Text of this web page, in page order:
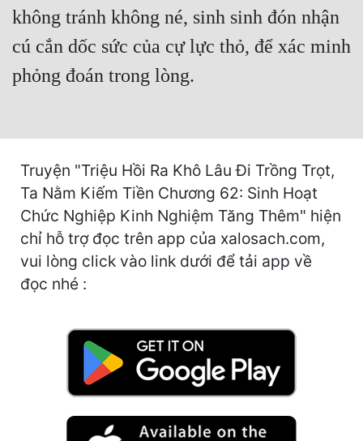
Khoa Huyễn Không Gian
Kinh Dị
Kiếm Hiệp
Kỳ Ảo
Linh Dị
Làm Giàu
Lịch Sử
Mưu Mô
không tránh không né, sinh sinh đón nhận
cú cắn dốc sức của cự lực thỏ, để xác minh
phỏng đoán trong lòng.
Truyện "Triệu Hồi Ra Khô Lâu Đi Trồng Trọt,
Ta Nằm Kiếm Tiền Chương 62: Sinh Hoạt
Chức Nghiệp Kinh Nghiệm Tăng Thêm" hiện
chỉ hỗ trợ đọc trên app của xalosach.com,
vui lòng click vào link dưới để tải app về
đọc nhé :